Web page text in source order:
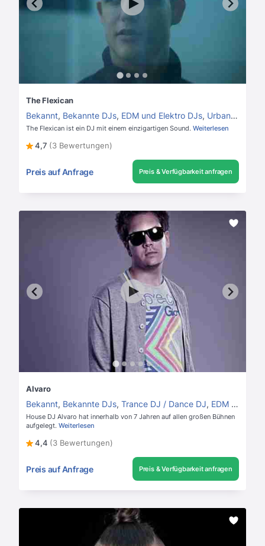
The Flexican
Bekannt, Bekannte DJs, EDM und Elektro DJs, Urban / Latino / Top 40 DJ
The Flexican ist ein DJ mit einem einzigartigen Sound. Weiterlesen
4,7 (3 Bewertungen)
Preis auf Anfrage Preis & Verfügbarkeit anfragen
Alvaro
Bekannt, Bekannte DJs, Trance DJ / Dance DJ, EDM und Elektro DJs
House DJ Alvaro hat innerhalb von 7 Jahren auf allen großen Bühnen
aufgelegt. Weiterlesen
4,4 (3 Bewertungen)
Preis auf Anfrage Preis & Verfügbarkeit anfragen